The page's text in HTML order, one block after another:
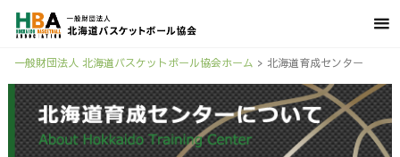
一般財団法人 北海道バスケットボール協会ホーム > 北海道育成センター